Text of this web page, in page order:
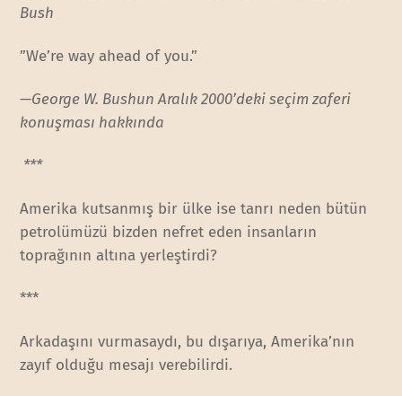
Bush
”We’re way ahead of you.”
—George W. Bushun Aralık 2000’deki seçim zaferi
konuşması hakkında
***
Amerika kutsanmış bir ülke ise tanrı neden bütün
petrolümüzü bizden nefret eden insanların
toprağının altına yerleştirdi?
***
Arkadaşını vurmasaydı, bu dışarıya, Amerika’nın
zayıf olduğu mesajı verebilirdi.